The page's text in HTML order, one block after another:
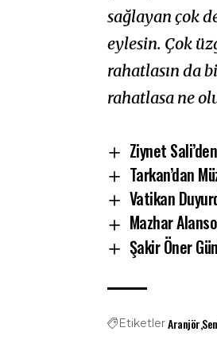
sağlayan çok
eylesin. Çok
rahatlasın da
rahatlasa ne
Ziynet
Tarkan’dan
Vatikan
Mazhar
Şakir Öner
EtiketlerAranjör